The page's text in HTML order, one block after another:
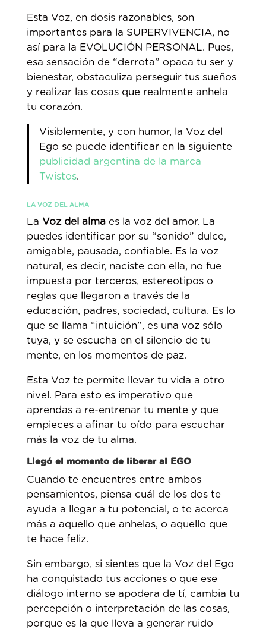
Esta Voz, en dosis razonables, son
importantes para la SUPERVIVENCIA, no
así para la EVOLUCIÓN PERSONAL. Pues,
esa sensación de “derrota” opaca tu ser y
bienestar, obstaculiza perseguir tus sueños
y realizar las cosas que realmente anhela
tu corazón.
Visiblemente, y con humor, la Voz del
Ego se puede identificar en la siguiente
publicidad argentina de la marca
Twistos.
LA VOZ DEL ALMA
La Voz del almaes la voz del amor. La
puedes identificar por su “sonido” dulce,
amigable, pausada, confiable. Es la voz
natural, es decir, naciste con ella, no fue
impuesta por terceros, estereotipos o
reglas que llegaron a través de la
educación, padres, sociedad, cultura. Es lo
que se llama “intuición”, es una voz sólo
tuya, y se escucha en el silencio de tu
mente, en los momentos de paz.
Esta Voz te permite llevar tu vida a otro
nivel. Para esto es imperativo que
aprendas a re-entrenar tu mente y que
empieces a afinar tu oído para escuchar
más la voz de tu alma.
Llegó el momento de liberar al EGO
Cuando te encuentres entre ambos
pensamientos, piensa cuál de los dos te
ayuda a llegar a tu potencial, o te acerca
más a aquello que anhelas, o aquello que
te hace feliz.
Sin embargo, si sientes que la Voz del Ego
ha conquistado tus acciones o que ese
diálogo interno se apodera de tí, cambia tu
percepción o interpretación de las cosas,
porque es la que lleva a generar ruido